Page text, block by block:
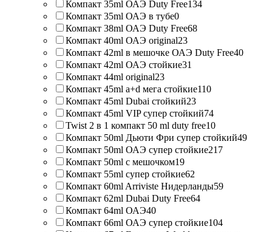
Компакт 35ml ОАЭ Duty Free134
Компакт 35ml ОАЭ в тубе0
Компакт 38ml ОАЭ Duty Free68
Компакт 40ml ОАЭ original23
Компакт 42ml в мешочке ОАЭ Duty Free40
Компакт 42ml ОАЭ стойкие31
Компакт 44ml original23
Компакт 45ml a+d мега стойкие110
Компакт 45ml Dubai стойкий23
Компакт 45ml VIP супер стойкий74
Twist 2 в 1 компакт 50 ml duty free10
Компакт 50ml Дьюти Фри супер стойкий49
Компакт 50ml ОАЭ супер стойкие217
Компакт 50ml с мешочком19
Компакт 55ml супер стойкие62
Компакт 60ml Arriviste Нидерланды59
Компакт 62ml Dubai Duty Free64
Компакт 64ml ОАЭ40
Компакт 66ml ОАЭ супер стойкие104